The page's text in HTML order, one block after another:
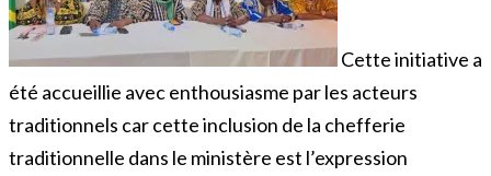
Cette initiative a
été accueillie avec enthousiasme par les acteurs
traditionnels car cette inclusion de la chefferie
traditionnelle dans le ministère est l’expression